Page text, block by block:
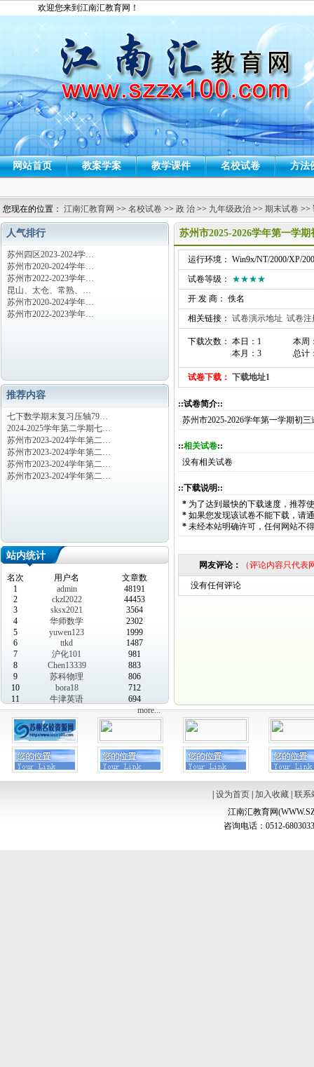
欢迎您来到江南汇教育网！
网站首页 教案学案 教学课件 名校试卷 方法
您现在的位置： 江南汇教育网 >> 名校试卷 >> 政 治 >> 九年级政治 >> 期末试卷 >>
人气排行
苏州四区2023-2024学…
苏州市2020-2024学年…
苏州市2022-2023学年…
昆山、太仓、常熟、…
苏州市2020-2024学年…
苏州市2022-2023学年…
推荐内容
七下数学期末复习压轴79…
2024-2025学年第二学期七…
苏州市2023-2024学年第二…
苏州市2023-2024学年第二…
苏州市2023-2024学年第二…
苏州市2023-2024学年第二…
站内统计
名次 用户名
文章数
1
admin
48191
2
ckzl2022
44453
3
sksx2021
3564
4
华师数学
2302
5
yuwen123
1999
6
ttkd
1487
7
沪化101
981
8
Chen13339
883
9
苏科物理
806
10
bora18
712
11
牛津英语
694
more...
苏州市2025-2026学年第一学
运行环境： Win9x/NT/2000/XP/
试卷等级： ★★★★
开 发 商： 佚名
相关链接： 试卷演示地址 试卷注
下载次数： 本日：1
本月：3
本周
总计
试卷下载： 下载地址1
::试卷简介::
苏州市2025-2026学年第一学期初
::相关试卷::
没有相关试卷
::下载说明::
* 为了达到最快的下载速度，推荐
* 如果您发现该试卷不能下载，请
* 未经本站明确许可，任何网站不
网友评论： （评论内容只代
没有任何评论
设为首页| 加入收藏| 联系
江南汇教育网
咨询电话：0512-